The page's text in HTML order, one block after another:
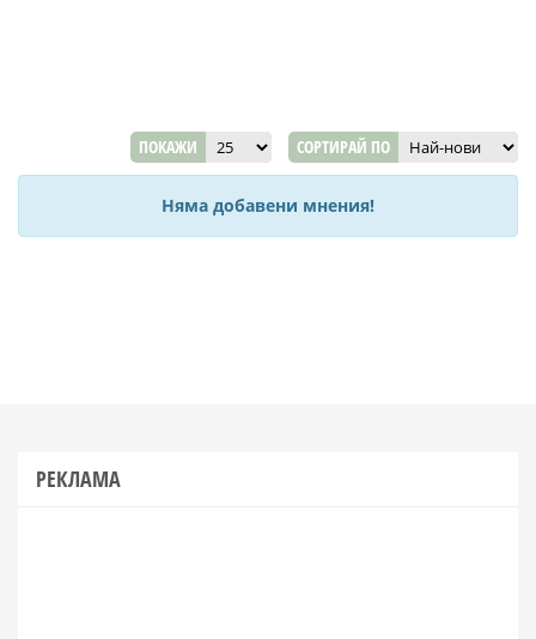
ПОКАЖИ СОРТИРАЙ ПО
Няма добавени мнения!
РЕКЛАМА